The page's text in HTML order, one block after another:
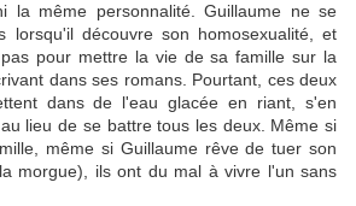
la même personnalité. Guillaume ne se
lorsqu'il découvre son homosexualité, et
pour mettre la vie de sa famille sur la
dans ses romans. Pourtant, ces deux
dans de l'eau glacée en riant, s'en
lieu de se battre tous les deux. Même si
même si Guillaume rêve de tuer son
morgue), ils ont du mal à vivre l'un sans